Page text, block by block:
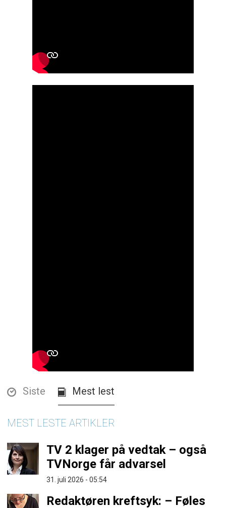
Siste Mest lest
MEST LESTE ARTIKLER
TV 2 klager på vedtak – også
TVNorge får advarsel
31. juli 2026 - 05:54
Redaktøren kreftsyk: – Føles